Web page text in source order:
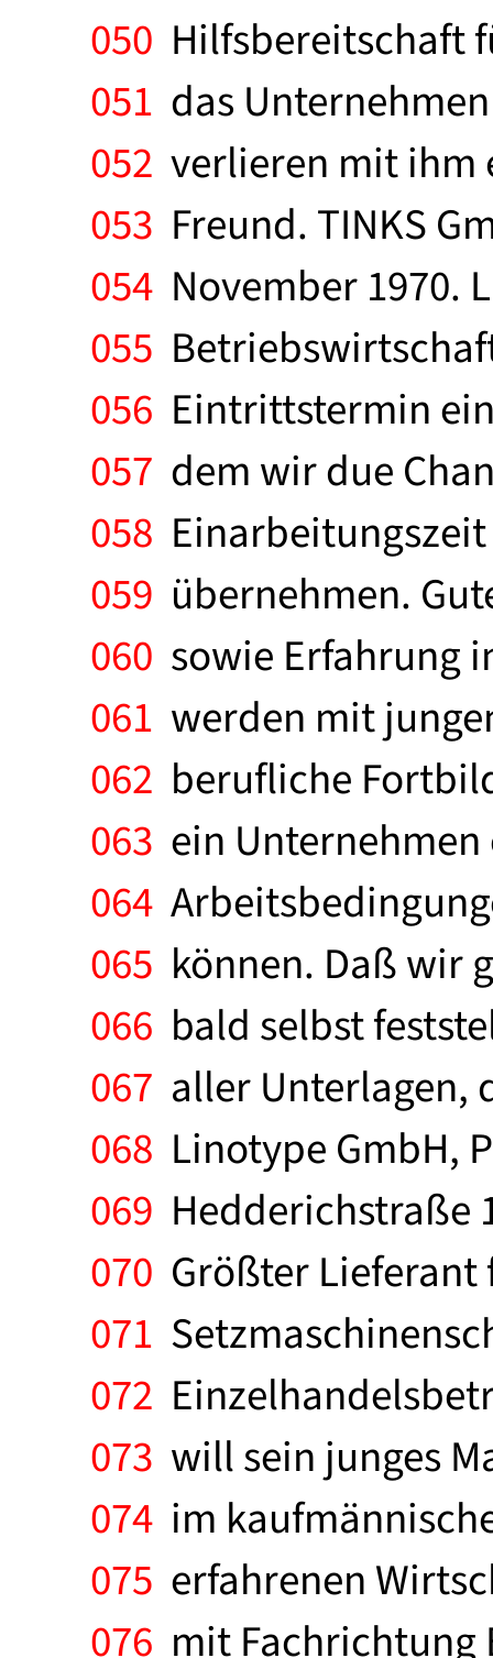
050 Hilfsbereitschaft
051 das
052 verlieren mit ihm
053 Freund. TINKS
054 November 1970.
055
056 Eintrittstermin
057 dem wir due
058
059 übernehmen.
060 sowie Erfahrung
061 werden mit
062 berufliche
063 ein
064
065 können. Daß wir
066 bald selbst
067 aller Unterlagen,
068 Linotype GmbH,
069 Hedderichstraße
070 Größter
071
072
073 will sein junges
074 im
075 erfahrenen
076 mit Fachrichtung